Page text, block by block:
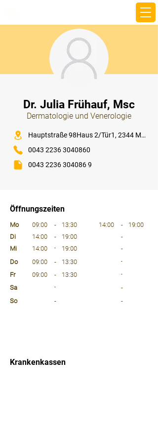
Dr. Julia Frühauf, Msc
Dermatologie und Venerologie
Hauptstraße 98Haus 2/Tür1, 2344 Maria Enzersdorf
0043 2236 3040860
0043 2236 304086 9
Öffnungszeiten
Mo
09:00 - 13:30 14:00 -
19:00
Di
14:00 - 19:00
-
Mi
14:00 - 19:00
-
Do
09:00 - 13:30 -
Fr 09:00 - 13:30 -
Sa -
-
So
-
-
Krankenkassen